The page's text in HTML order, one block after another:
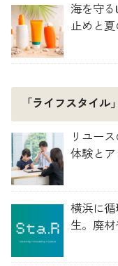
海を守
止めと
「ライフスタイル
リユー
体験と
横浜に
生。廃